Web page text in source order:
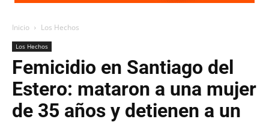
Inicio Los Hechos
Los Hechos
Femicidio en Santiago del
Estero: mataron a una mujer
de 35 años y detienen a un